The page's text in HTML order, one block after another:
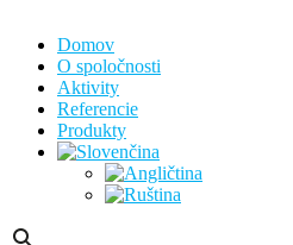
Domov
O spoločnosti
Aktivity
Referencie
Produkty